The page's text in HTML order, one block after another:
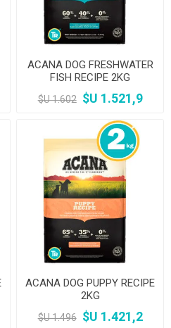
ACANA DOG FRESHWATER
FISH RECIPE 2KG
$U 1.602 $U 1.521,9
ACANA DOG PUPPY RECIPE
2KG
$U 1.496 $U 1.421,2